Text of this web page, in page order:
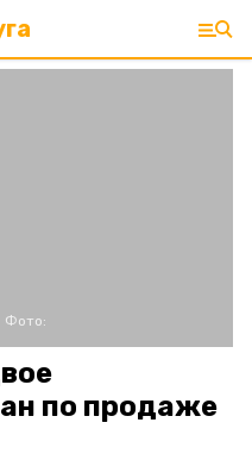
Фото:
по продаже